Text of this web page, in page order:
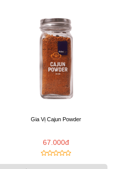
Gia Vị Cajun Powder
67.000đ